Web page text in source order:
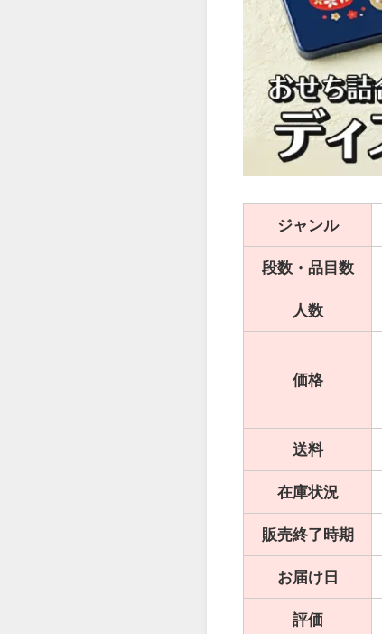
ジャンル
段数・品目数
人数
価格
送料
在庫状況
販売終了時期
お届け日
評価